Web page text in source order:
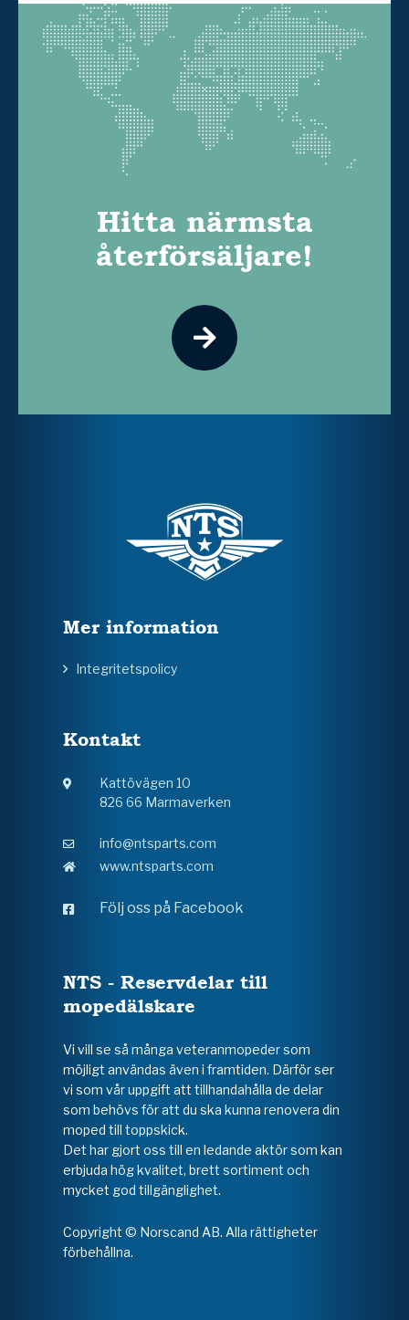
Hitta närmsta
återförsäljare!
Mer information
Integritetspolicy
Kontakt
Kattövägen 10
826 66 Marmaverken
info@ntsparts.com
www.ntsparts.com
Följ oss på Facebook
NTS - Reservdelar till
mopedälskare
Vi vill se så många veteranmopeder som
möjligt användas även i framtiden. Därför ser
vi som vår uppgift att tillhandahålla de delar
som behövs för att du ska kunna renovera din
moped till toppskick.
Det har gjort oss till en ledande aktör som kan
erbjuda hög kvalitet, brett sortiment och
mycket god tillgänglighet.
Copyright © Norscand AB. Alla rättigheter
förbehållna.